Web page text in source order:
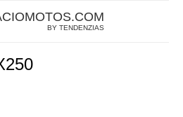
BY TENDENZIAS